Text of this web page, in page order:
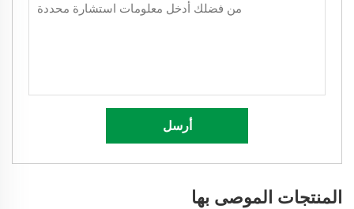
أرسل
المنتجات الموصى بها